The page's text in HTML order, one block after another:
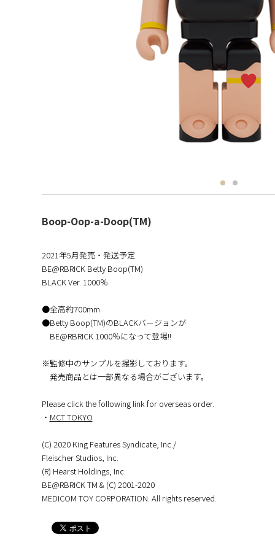
Boop-Oop-a-Doop(TM)
2021年5月発売・発送予定
BE@RBRICK Betty Boop(TM)
BLACK Ver. 1000％
●全高約700mm
●Betty Boop(TM)のBLACKバージョンが
BE@RBRICK 1000％になって登場!!
※監修中のサンプルを撮影しております。
発売商品とは一部異なる場合がございます。
Please click the following link for overseas order.
・ MCT TOKYO
(C) 2020 King Features Syndicate, Inc./
Fleischer Studios, Inc.
(R) Hearst Holdings, Inc.
BE@RBRICK TM & (C) 2001-2020
MEDICOM TOY CORPORATION. All rights reserved.